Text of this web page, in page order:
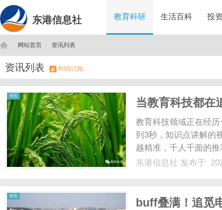
东港信息社 教育科研 生活百科 投
东 ›
网站首页
›
资讯列表
资讯列表 RSS订阅
资讯
当教育科技都在
教育科技领域正在经
到3秒，知识点讲解的
越精准，千人千面的
快地给出答案，更快
东港信息社 发布于
资讯
buff叠满！追觅